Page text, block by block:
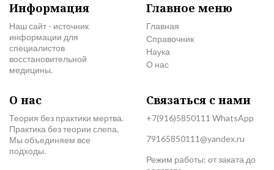
Информация
Наш сайт - источник
информации для
специалистов
восстановительной
медицины.
Главное меню
Главная
Справочник
Наука
О нас
О нас
Теория без практики мертва.
Практика без теории слепа.
Мы объединяем все
подходы.
Связаться с нами
+7(916)5850111 WhatsApp
79165850111@yandex.ru
Режим работы: от заката до